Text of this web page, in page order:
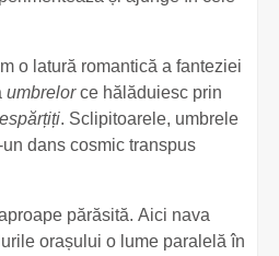
o latură romantică a fanteziei
umbrelorce hălăduiesc prin
. Sclipitoarele, umbrele
dans cosmic transpus
părăsită. Aici nava
orașului o lume paralelă în